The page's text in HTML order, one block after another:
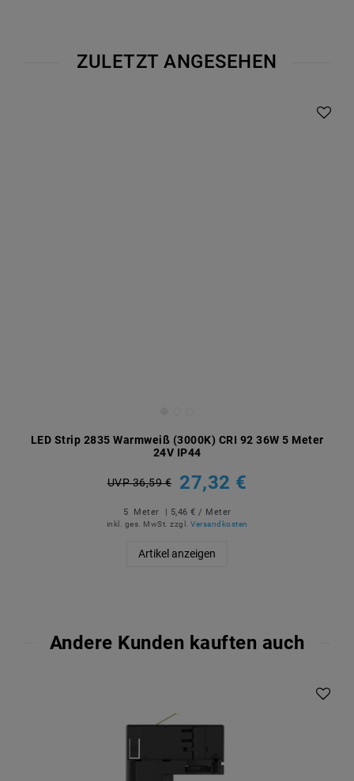
ZULETZT ANGESEHEN
LED Strip 2835 Warmweiß (3000K) CRI 92 36W 5 Meter
24V IP44
UVP 36,59 € 27,32 €
5 Meter | 5,46 € / Meter
inkl. ges. MwSt. zzgl. Versandkosten
Artikel anzeigen
Andere Kunden kauften auch